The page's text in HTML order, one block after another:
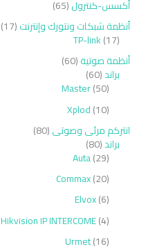
أكسس-كنترول 65
أنظمة شبكات ونتورك وإنترنت 17
TP-link 17
أنظمة صوتية 60
براند 60
Master 50
Xplod 10
انتركم مرئى وصوتى 80
براند 80
Auta 29
Commax 20
Elvox 6
Hikvision IP INTERCOME 4
Urmet 16